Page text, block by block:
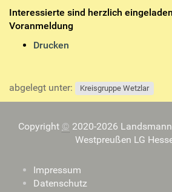
h
e
.
d
Interessierte sind herzlich
Voranmeldung
a
Drucken
abgelegt unter: Kreisgruppe Wetzlar
Copyright © 2020-2026
Westpreußen LG
Impressum
Datenschutz